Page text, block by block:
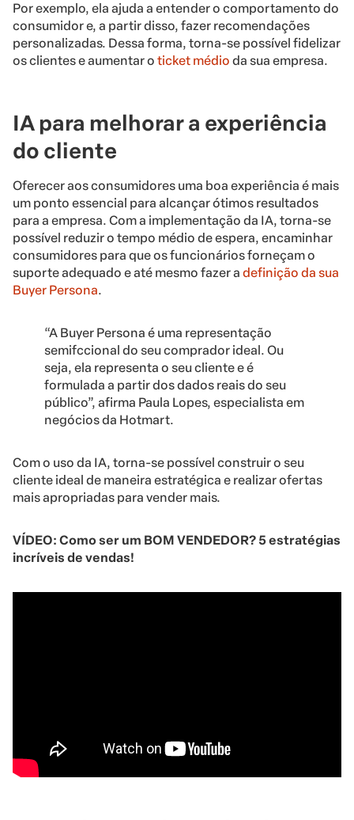
Por exemplo, ela ajuda a entender o comportamento do
consumidor e, a partir disso, fazer recomendações
personalizadas. Dessa forma, torna-se possível fidelizar
os clientes e aumentar o ticket médio da sua empresa.
IA para melhorar a experiência
do cliente
Oferecer aos consumidores uma boa experiência é mais
um ponto essencial para alcançar ótimos resultados
para a empresa. Com a implementação da IA, torna-se
possível reduzir o tempo médio de espera, encaminhar
consumidores para que os funcionários forneçam o
suporte adequado e até mesmo fazer a definição da sua
Buyer Persona.
“A Buyer Persona é uma representação
semifccional do seu comprador ideal. Ou
seja, ela representa o seu cliente e é
formulada a partir dos dados reais do seu
público”, afirma Paula Lopes, especialista em
negócios da Hotmart.
Com o uso da IA, torna-se possível construir o seu
cliente ideal de maneira estratégica e realizar ofertas
mais apropriadas para vender mais.
VÍDEO: Como ser um BOM VENDEDOR? 5 estratégias
incríveis de vendas!